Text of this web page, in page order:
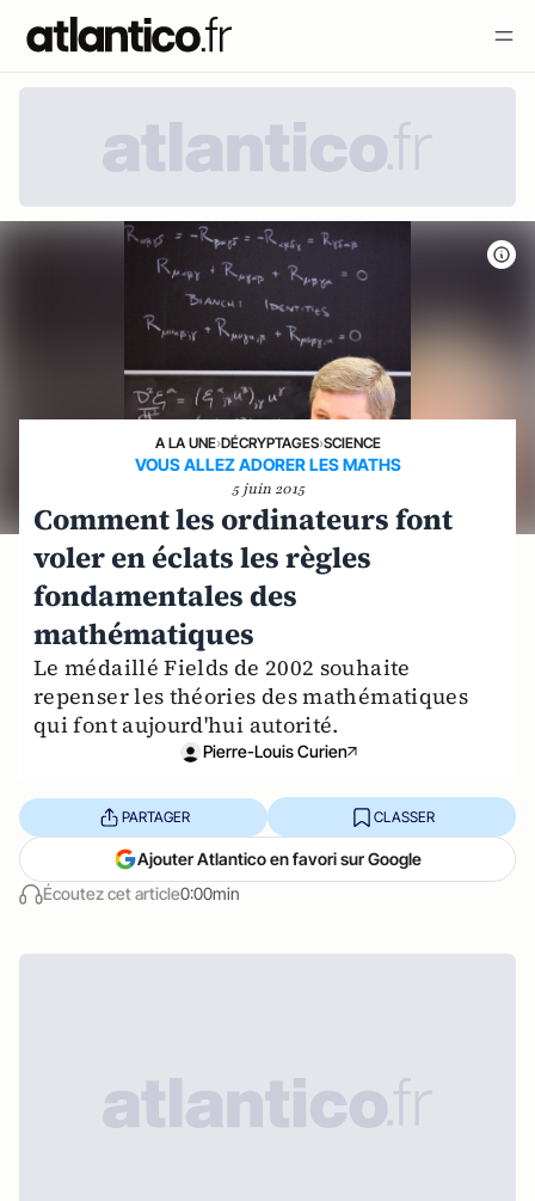
A LA UNE›DÉCRYPTAGES›SCIENCE
VOUS ALLEZ ADORER LES MATHS
5 juin 2015
Comment les ordinateurs font
voler en éclats les règles
fondamentales des
mathématiques
Le médaillé Fields de 2002 souhaite
repenser les théories des mathématiques
qui font aujourd'hui autorité.
Pierre-Louis Curien
Écoutez cet article0:00min
PARTAGER CLASSER
Ajouter Atlantico en favori sur Google